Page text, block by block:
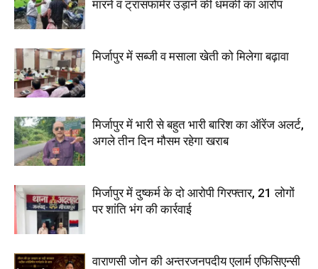
मारने व ट्रांसफार्मर उड़ाने की धमकी का आरोप
मिर्जापुर में सब्जी व मसाला खेती को मिलेगा बढ़ावा
मिर्जापुर में भारी से बहुत भारी बारिश का ऑरेंज अलर्ट,
अगले तीन दिन मौसम रहेगा खराब
मिर्जापुर में दुष्कर्म के दो आरोपी गिरफ्तार, 21 लोगों
पर शांति भंग की कार्रवाई
वाराणसी जोन की अन्तरजनपदीय एलार्म एफिसिएन्सी